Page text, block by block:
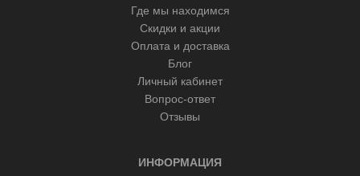
Где мы находимся
Скидки и акции
Оплата и доставка
Блог
Личный кабинет
Вопрос-ответ
Отзывы
ИНФОРМАЦИЯ